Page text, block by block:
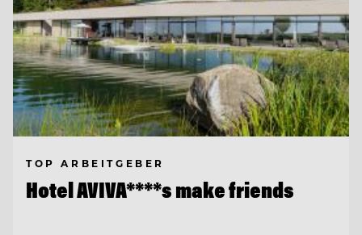
TOP ARBEITGEBER
Hotel AVIVA****s make friends